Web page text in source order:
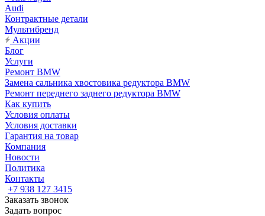
Audi
Контрактные детали
Мультибренд
Акции
Блог
Услуги
Ремонт BMW
Замена сальника хвостовика редуктора BMW
Ремонт переднего заднего редуктора BMW
Как купить
Условия оплаты
Условия доставки
Гарантия на товар
Компания
Новости
Политика
Контакты
+7 938 127 3415
Заказать звонок
Задать вопрос